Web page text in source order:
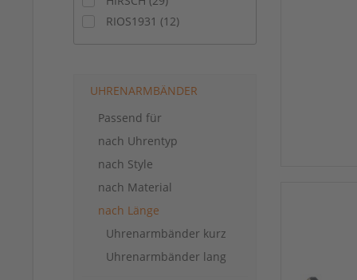
RIOS1931 (12)
UHRENARMBÄNDER
Passend für
nach Uhrentyp
nach Style
nach Material
nach Länge
Uhrenarmbänder kurz
Uhrenarmbänder lang